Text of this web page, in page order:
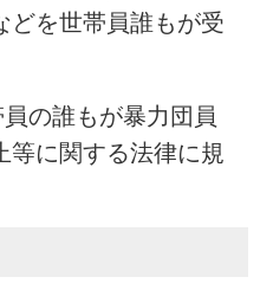
どを世帯員誰もが受
の誰もが暴力団員
等に関する法律に規